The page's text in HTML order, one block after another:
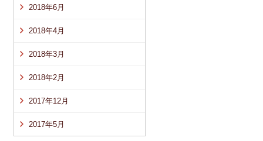
2018年6月
2018年4月
2018年3月
2018年2月
2017年12月
2017年5月